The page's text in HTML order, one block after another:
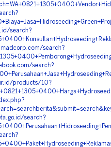
search?
search?
search?
products/10?
search?